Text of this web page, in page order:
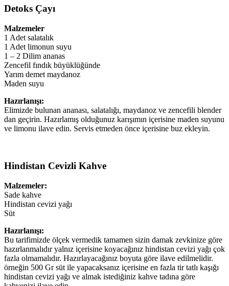
Detoks Çayı
Malzemeler
1 Adet salatalık
1 Adet limonun suyu
1 – 2 Dilim ananas
Zencefil fındık büyüklüğünde
Yarım demet maydanoz
Maden suyu
Hazırlanışı:
Elimizde bulunan ananası, salatalığı, maydanoz ve zencefili blender
dan geçirin. Hazırlamış olduğunuz karışımın içerisine maden suyunu
ve limonu ilave edin. Servis etmeden önce içerisine buz ekleyin.
Hindistan Cevizli Kahve
Malzemeler:
Sade kahve
Hindistan cevizi yağı
Süt
Hazırlanışı:
Bu tarifimizde ölçek vermedik tamamen sizin damak zevkinize göre
hazırlanmalıdır yalnız içerisine koyacağınız hindistan cevizi yağı çok
fazla olmamalıdır. Hazırlayacağınız boyuta göre ilave edilmelidir.
örneğin 500 Gr süt ile yapacaksanız içerisine en fazla tir tatlı kaşığı
hindistan cevizi yağı ve almak istediğiniz kahve tadına göre